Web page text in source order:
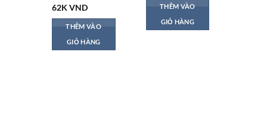
62KVND
THÊM VÀO
GIỎ HÀNG
THÊM VÀO
GIỎ HÀNG